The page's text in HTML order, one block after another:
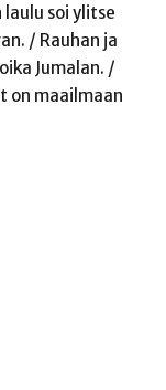
soi ylitse
/ Rauhan ja
Jumalan. /
on maailmaan